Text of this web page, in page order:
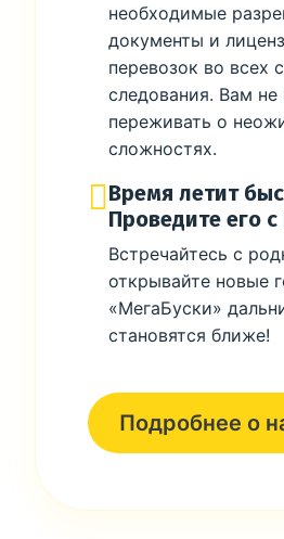
необходимые
документы и
перевозок во всех
следования. Вам не
переживать о
сложностях.
Время летит
Проведите его
Встречайтесь с
открывайте новые
«МегаБуски»
становятся ближе!
Подробнее о